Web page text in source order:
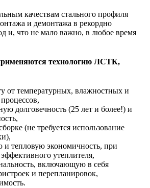
качествам стального профиля
и демонтажа в рекордно
и, что не мало важно, в любое время
технологию ЛСТК,
от температурных, влажностных и
долговечность (25 лет и более!) и
(не требуется использование
и тепловую экономичность, при
утеплителя,
включающую в себя
и перепланировок,